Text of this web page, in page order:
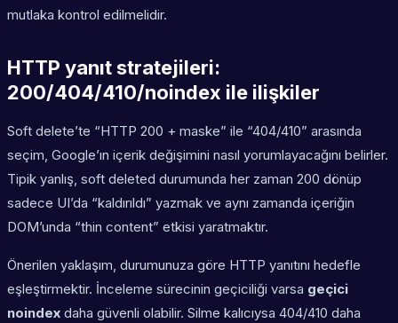
mutlaka kontrol edilmelidir.
HTTP yanıt stratejileri:
200/404/410/noindex ile ilişkiler
Soft delete’te “HTTP 200 + maske” ile “404/410” arasında
seçim, Google’ın içerik değişimini nasıl yorumlayacağını belirler.
Tipik yanlış, soft deleted durumunda her zaman 200 dönüp
sadece UI’da “kaldırıldı” yazmak ve aynı zamanda içeriğin
DOM’unda “thin content” etkisi yaratmaktır.
Önerilen yaklaşım, durumunuza göre HTTP yanıtını hedefle
eşleştirmektir. İnceleme sürecinin geçiciliği varsa geçici
noindex daha güvenli olabilir. Silme kalıcıysa 404/410 daha